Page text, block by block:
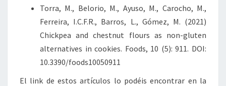
Torra, M., Belorio, M., Ayuso, M., Carocho, M.,
Ferreira, I.C.F.R., Barros, L., Gómez, M. (2021)
Chickpea and chestnut flours as non-gluten
alternatives in cookies. Foods, 10 (5): 911. DOI:
10.3390/foods10050911
El link de estos artículos lo podéis encontrar en la